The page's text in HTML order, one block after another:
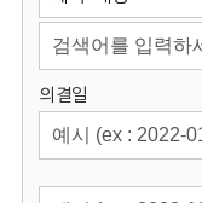
회
의결일